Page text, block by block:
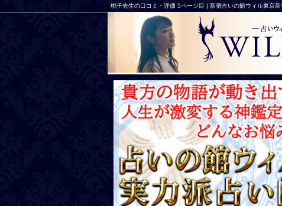
桃子先生の口コミ・評価 5ページ目 | 新宿占いの館ウィル東京新